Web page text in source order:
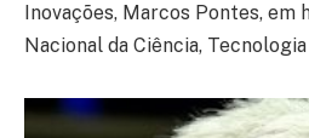
Inovações, Marcos Pontes, em
Nacional da Ciência,